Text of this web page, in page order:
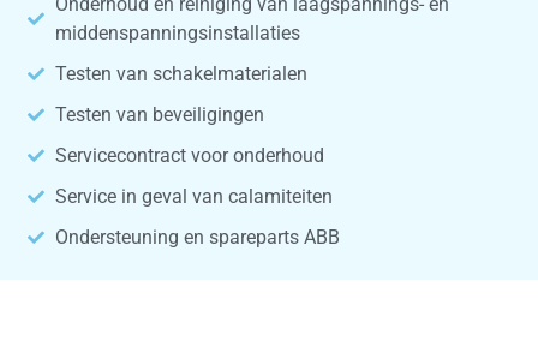
middenspanningsinstallaties
Testen van schakelmaterialen
Testen van beveiligingen
Servicecontract voor onderhoud
Service in geval van calamiteiten
Ondersteuning en spareparts ABB